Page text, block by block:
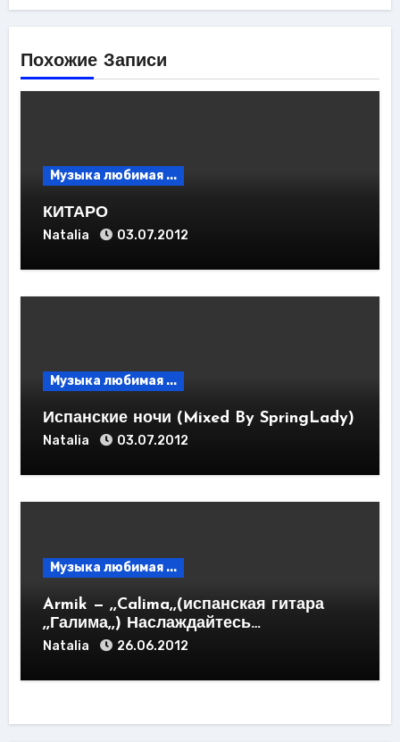
Похожие Записи
Музыка любимая ...
КИТАРО
Natalia 03.07.2012
Музыка любимая ...
Испанские ночи (Mixed By SpringLady)
Natalia 03.07.2012
Музыка любимая ...
Armik — ,,Calima,,(испанская гитара
,,Галима,,) Наслаждайтесь…
Natalia 26.06.2012